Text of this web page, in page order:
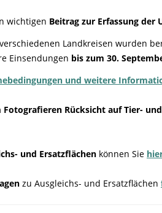
wichtigen Beitrag zur Erfassung der
Landkreisen wurden
Einsendungen bis zum 30.
und weitere
Rücksicht auf Tier-
und Ersatzflächen können Sie
zu Ausgleichs- und Ersatzflächen